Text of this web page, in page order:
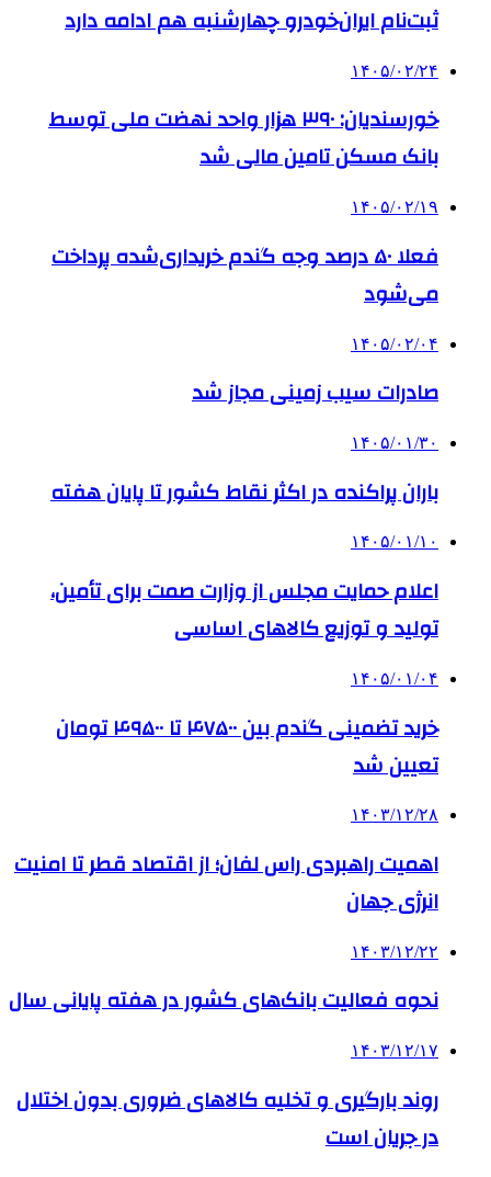
ثبت‌نام ایران‌خودرو چهارشنبه هم ادامه دارد
۱۴۰۵/۰۲/۲۴
خورسندیان: ۳۹۰ هزار واحد نهضت ملی توسط
بانک مسکن تامین مالی شد
۱۴۰۵/۰۲/۱۹
فعلا ۵۰ درصد وجه گندم خریداری‌شده پرداخت
می‌شود
۱۴۰۵/۰۲/۰۴
صادرات سیب زمینی مجاز شد
۱۴۰۵/۰۱/۳۰
باران پراکنده در اکثر نقاط کشور تا پایان هفته
۱۴۰۵/۰۱/۱۰
اعلام حمایت مجلس از وزارت صمت برای تأمین،
تولید و توزیع کالاهای اساسی
۱۴۰۵/۰۱/۰۴
خرید تضمینی گندم بین ۴۷۵۰۰ تا ۴۹۵۰۰ تومان
تعیین شد
۱۴۰۳/۱۲/۲۸
اهمیت راهبردی راس لفان؛ از اقتصاد قطر تا امنیت
انرژی جهان
۱۴۰۳/۱۲/۲۲
نحوه فعالیت بانک‌های کشور در هفته پایانی سال
۱۴۰۳/۱۲/۱۷
روند بارگیری و تخلیه کالاهای ضروری بدون اختلال
در جریان است